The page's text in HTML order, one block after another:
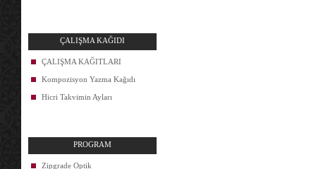
ÇALIŞMA KAĞIDI
ÇALIŞMA KAĞITLARI
Kompozisyon Yazma Kağıdı
Hicri Takvimin Ayları
PROGRAM
Zipgrade Optik